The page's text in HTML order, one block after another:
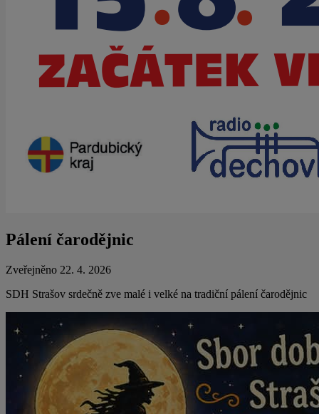
Pálení čarodějnic
Zveřejněno 22. 4. 2026
SDH Strašov srdečně zve malé i velké na tradiční pálení čarodějnic